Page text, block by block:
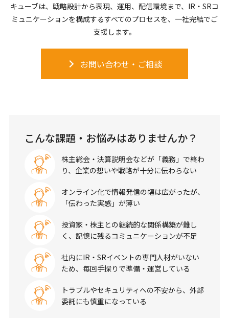
キューブは、戦略設計から表現、運用、配信環境まで、IR・SRコ
ミュニケーションを構成するすべてのプロセスを、一社完結でご
支援します。
お問い合わせ・ご相談
こんな課題・お悩みはありませんか？
株主総会・決算説明会などが「義務」で終わ
り、企業の想いや戦略が十分に伝わらない
オンライン化で情報発信の幅は広がったが、
「伝わった実感」が薄い
投資家・株主との継続的な関係構築が難し
く、記憶に残るコミュニケーションが不足
社内にIR・SRイベントの専門人材がいない
ため、毎回手探りで準備・運営している
トラブルやセキュリティへの不安から、外部
委託にも慎重になっている